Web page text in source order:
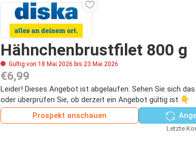
Hähnchenbrustfilet 800 g
Gültig von 18 Mai 2026 bis 23 Mai 2026
€6,99
Leider! Dieses Angebot ist abgelaufen. Sehen Sie sich das
oder überprüfen Sie, ob derzeit ein Angebot gültig ist 👇
Prospekt anschauen
Letzte